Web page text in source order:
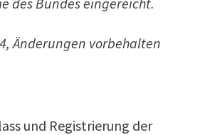
Änderungen vorbehalten
und Registrierung der